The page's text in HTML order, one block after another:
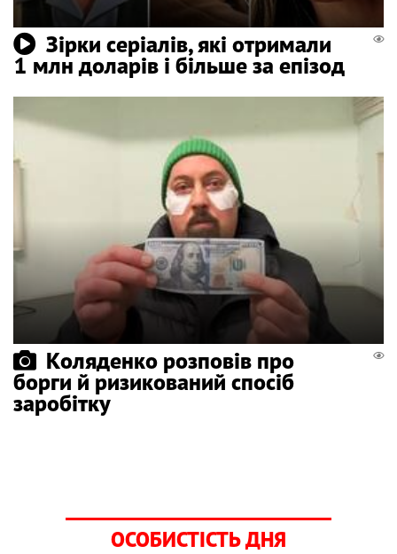
Зірки серіалів, які отримали
1 млн доларів і більше за епізод
Коляденко розповів про
борги й ризикований спосіб
заробітку
ОСОБИСТІСТЬ ДНЯ